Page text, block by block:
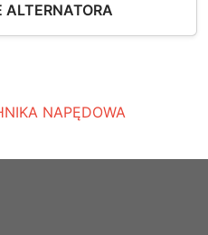
NAPĘDOWA
ALTERNATORA